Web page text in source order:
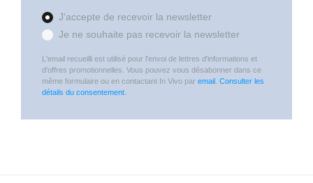
J'accepte de recevoir la newsletter
Je ne souhaite pas recevoir la newsletter
L'email recueilli est utilisé pour l'envoi de lettres d'informations et
d'offres promotionnelles. Vous pouvez vous désabonner dans ce
même formulaire ou en contactant In Vivo par email Consulter les
détails du consentement.